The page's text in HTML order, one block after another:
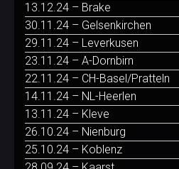
13.12.24 – Brake
30.11.24 – Gelsenkirchen
29.11.24 – Leverkusen
23.11.24 – A-Dornbirn
22.11.24 – CH-Basel/Pratteln
14.11.24 – NL-Heerlen
13.11.24 – Kleve
26.10.24 – Nienburg
25.10.24 – Koblenz